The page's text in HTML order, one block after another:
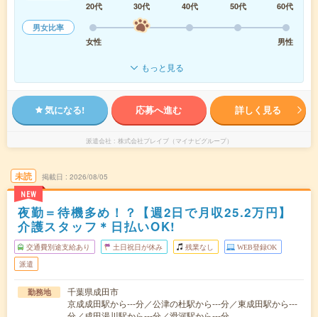
20代
30代 40代 50代
60代
男女比率
女性
男性
もっと見る
気になる! 応募へ進む 詳しく見る
派遣会社 株式会社ブレイブ（マイナビグループ）
未読
NEW
掲載日 2026/08/05
夜勤＝待機多め！？【週2日で月収25.2万円】
介護スタッフ＊日払いOK!
交通費別途支給あり 土日祝日が休み 残業なし WEB登録OK
派遣
勤務地
千葉県成田市
京成成田駅から---分／公津の杜駅から---分／東成田駅から---